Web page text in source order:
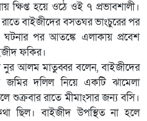
ক্ষিপ্ত হয়ে ওঠে ওই ৭ প্রভাবশালী।
বাইজীদের বসতঘর ভাংচুরের পর
ঘটনার পর আতঙ্কে এলাকায় প্রবেশ
ফকির।
আলম মাতুব্বর বলেন, বাইজীদের
দলিল নিয়ে একটি ঝামেলা
রাতে মীমাংসার জন্য বসি।
ছিল। বাইজীদ উপস্থিত না হলে